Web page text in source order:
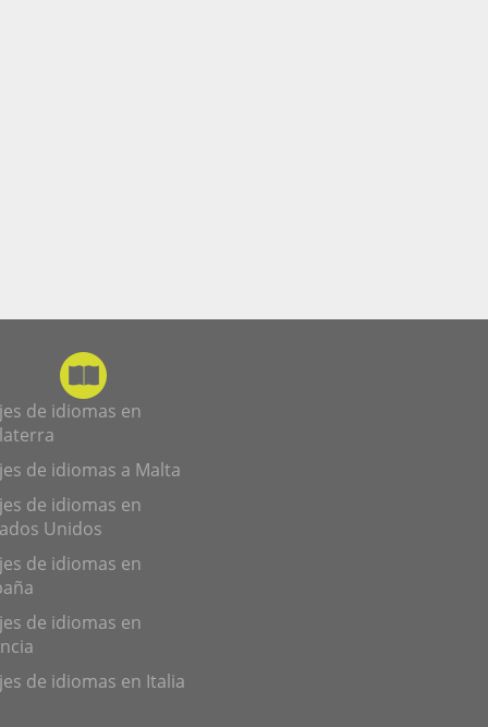
de idiomas en
de idiomas a Malta
de idiomas en
Unidos
de idiomas en
de idiomas en
de idiomas en Italia